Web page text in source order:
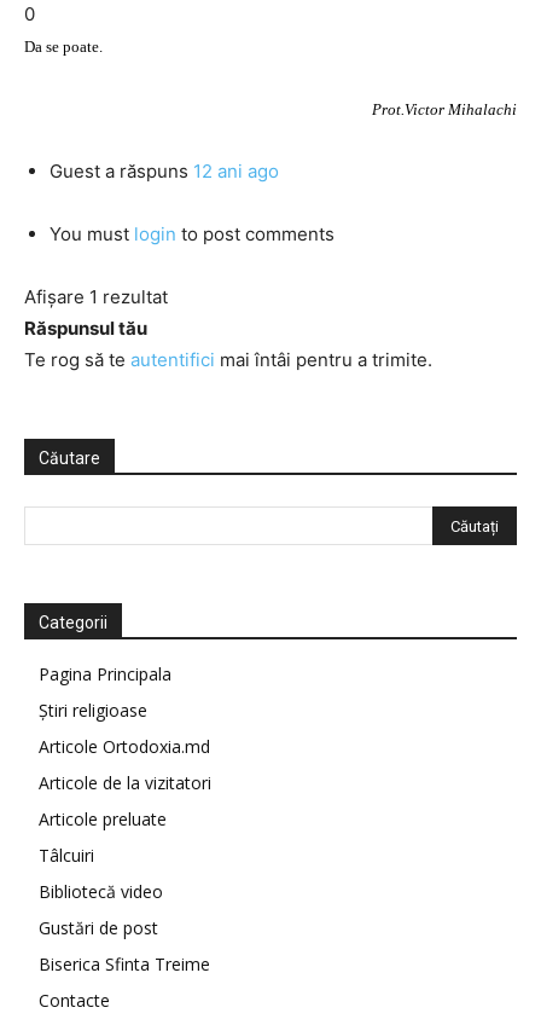
0
Da se poate.
Prot.Victor Mihalachi
Guest a răspuns 12 ani ago
You must login to post comments
Afișare 1 rezultat
Răspunsul tău
Te rog să te autentifici mai întâi pentru a trimite.
Căutare
Categorii
Pagina Principala
Știri religioase
Articole Ortodoxia.md
Articole de la vizitatori
Articole preluate
Tâlcuiri
Bibliotecă video
Gustări de post
Biserica Sfinta Treime
Contacte